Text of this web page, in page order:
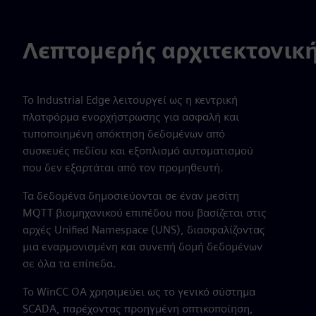
Λεπτομερής
Το Industrial Edge λειτουργεί ως η κεντρική
πλατφόρμα ενορχήστρωσης για ασφαλή και
τυποποιημένη απόκτηση δεδομένων από
συσκευές πεδίου και εξοπλισμό αυτοματισμού
που δεν εξαρτάται από τον προμηθευτή.
Τα δεδομένα δημοσιεύονται σε έναν μεσίτη
MQTT βιομηχανικού επιπέδου που βασίζεται στις
αρχές Unified Namespace (UNS), διασφαλίζοντας
μια εναρμονισμένη και συνεπή δομή δεδομένων
σε όλα τα επίπεδα.
Το WinCC OA χρησιμεύει ως το γενικό σύστημα
SCADA, παρέχοντας προηγμένη οπτικοποίηση,